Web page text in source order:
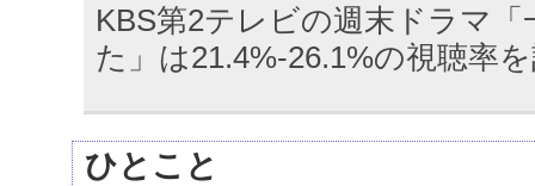
KBS第2テレビの週末ドラマ
た」は21.4%-26.1%の視聴率
ひとこと